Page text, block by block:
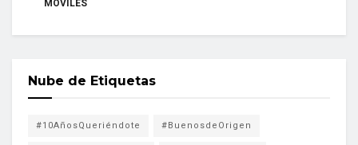
MÓVILES
Nube de Etiquetas
#10AñosQueriéndote #BuenosdeOrigen